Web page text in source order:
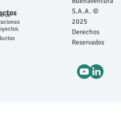
de
S.A.A. ©
2025
Derechos
Reservados